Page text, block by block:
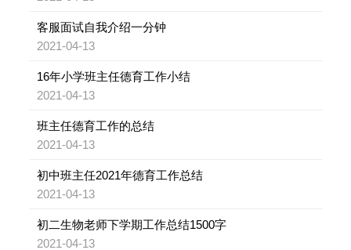
客服面试自我介绍一分钟
2021-04-13
16年小学班主任德育工作小结
2021-04-13
班主任德育工作的总结
2021-04-13
初中班主任2021年德育工作总结
2021-04-13
初二生物老师下学期工作总结1500字
2021-04-13